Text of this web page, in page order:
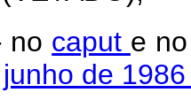
no caput e no
de 1986